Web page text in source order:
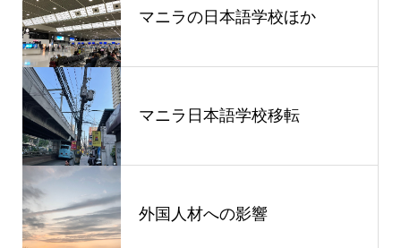
マニラの日本語学校ほか
マニラ日本語学校移転
外国人材への影響